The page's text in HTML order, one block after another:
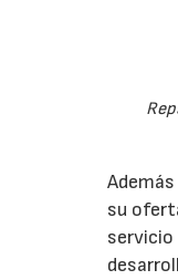
su
servicio